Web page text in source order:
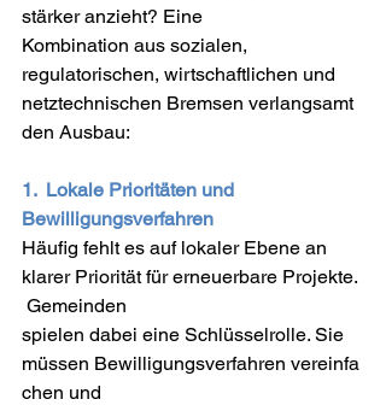
stärker anzieht? Eine
Kombination aus sozialen,
regulatorischen, wirtschaftlichen und
netztechnischen Bremsen verlangsamt
den Ausbau:
1.  Lokale Prioritäten und
Bewilligungsverfahren
Häufig fehlt es auf lokaler Ebene an
klarer Priorität für erneuerbare Projekte.
Gemeinden
spielen dabei eine Schlüsselrolle. Sie
müssen Bewilligungsverfahren vereinfa
chen und